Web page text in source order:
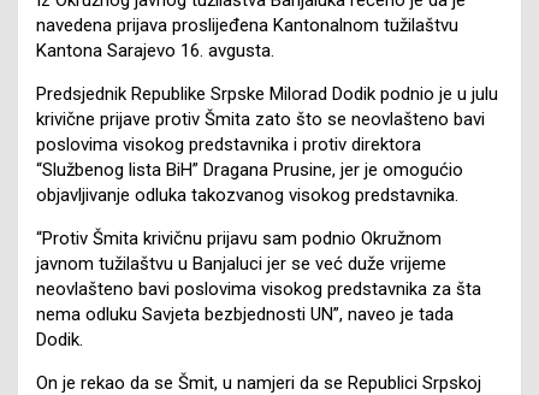
navedena prijava proslijeđena Kantonalnom tužilaštvu
Kantona Sarajevo 16. avgusta.
Predsjednik Republike Srpske Milorad Dodik podnio je u julu
krivične prijave protiv Šmita zato što se neovlašteno bavi
poslovima visokog predstavnika i protiv direktora
“Službenog lista BiH” Dragana Prusine, jer je omogućio
objavljivanje odluka takozvanog visokog predstavnika.
“Protiv Šmita krivičnu prijavu sam podnio Okružnom
javnom tužilaštvu u Banjaluci jer se već duže vrijeme
neovlašteno bavi poslovima visokog predstavnika za šta
nema odluku Savjeta bezbjednosti UN”, naveo je tada
Dodik.
On je rekao da se Šmit, u namjeri da se Republici Srpskoj